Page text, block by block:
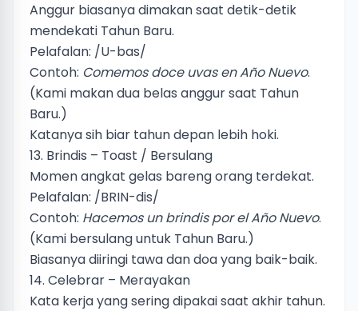
Anggur biasanya dimakan saat detik-detik
mendekati Tahun Baru.
Pelafalan: /U-bas/
Contoh: Comemos doce uvas en Año Nuevo.
(Kami makan dua belas anggur saat Tahun
Baru.)
Katanya sih biar tahun depan lebih hoki.
13. Brindis – Toast / Bersulang
Momen angkat gelas bareng orang terdekat.
Pelafalan: /BRIN-dis/
Contoh: Hacemos un brindis por el Año Nuevo.
(Kami bersulang untuk Tahun Baru.)
Biasanya diiringi tawa dan doa yang baik-baik.
14. Celebrar – Merayakan
Kata kerja yang sering dipakai saat akhir tahun.